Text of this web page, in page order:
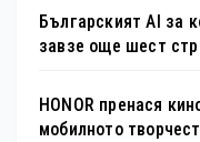
Българският AI за
завзе още шест
HONOR пренася
мобилното